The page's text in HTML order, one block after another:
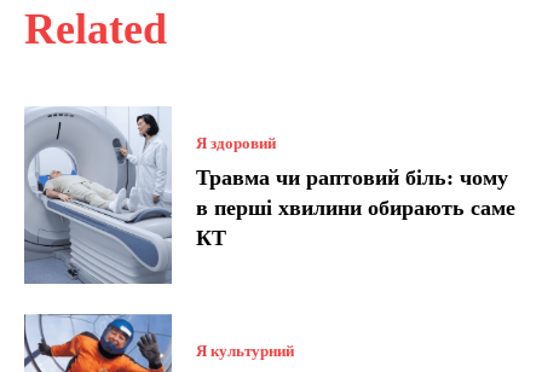
Related
Я здоровий
Травма чи раптовий біль: чому
в перші хвилини обирають саме
КТ
Я культурний